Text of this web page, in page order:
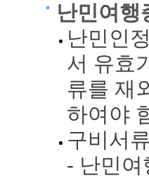
난민여행
난민인
서 유효
류를 재
하여야
구비서
- 난민